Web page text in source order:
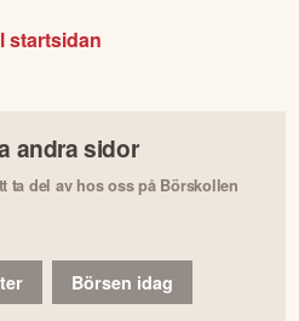
startsidan
andra sidor
ta del av hos oss på Börskollen
Börsen idag